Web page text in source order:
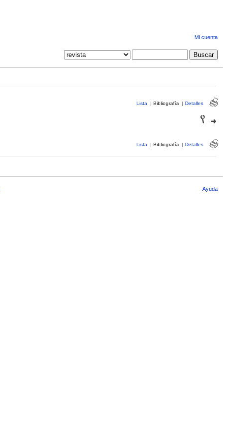
Mi cuenta
Lista | Bibliografía | Detalles
Lista | Bibliografía | Detalles
Ayuda